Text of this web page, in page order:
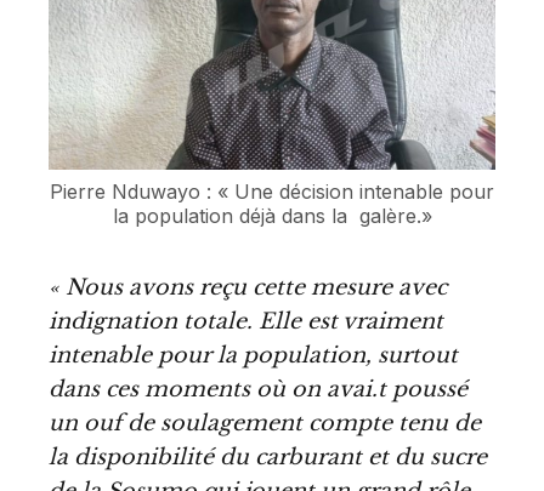
Pierre Nduwayo : « Une décision intenable pour
la population déjà dans la galère.»
« Nous avons reçu cette mesure avec
indignation totale. Elle est vraiment
intenable pour la population, surtout
dans ces moments où on avai.t poussé
un ouf de soulagement compte tenu de
la disponibilité du carburant et du sucre